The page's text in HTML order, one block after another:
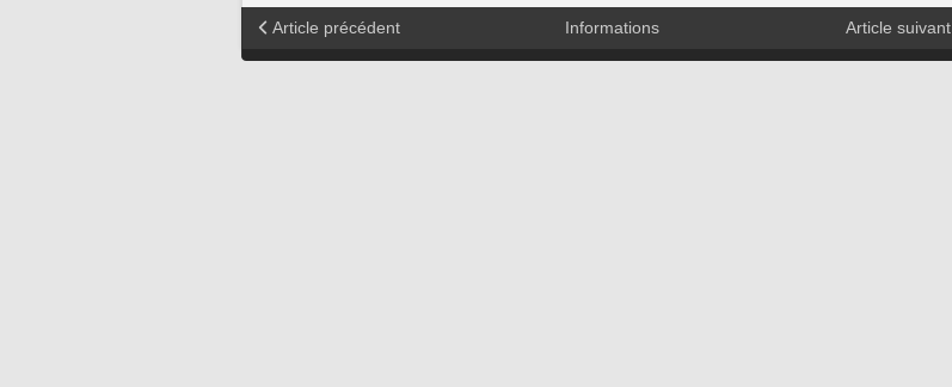
Article précédent Informations Article suivant